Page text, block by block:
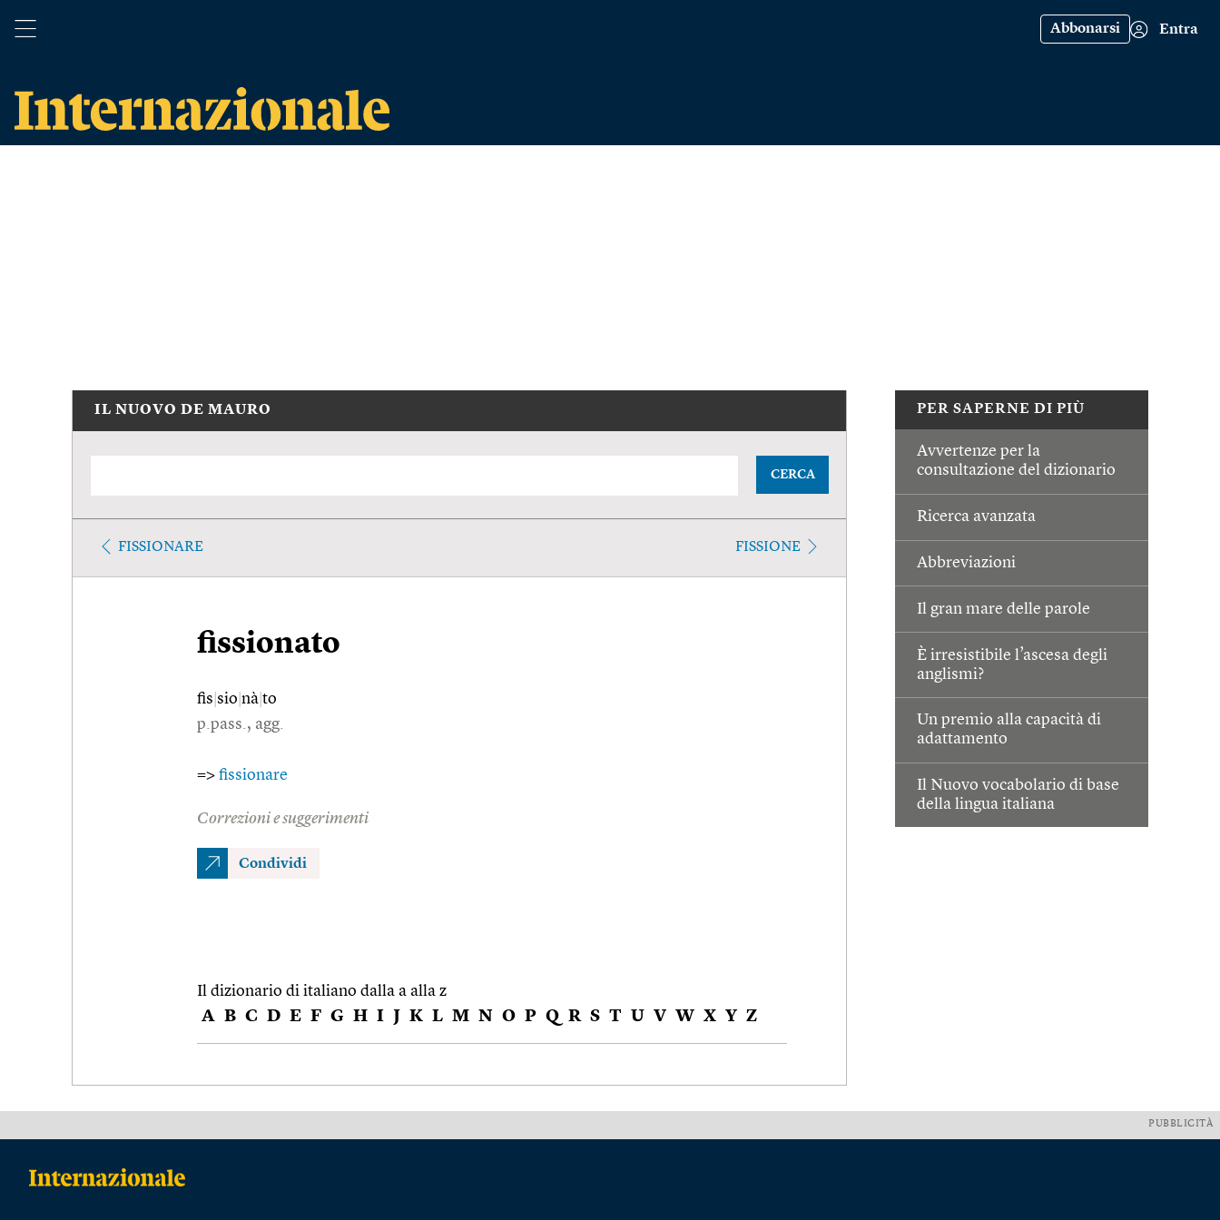
Abbonarsi Entra
PER SAPERNE DI PIÙ
Avvertenze per la
consultazione del dizionario
Ricerca avanzata
Abbreviazioni
Il gran mare delle parole
È irresistibile l’ascesa degli
anglismi?
Un premio alla capacità di
adattamento
Il Nuovo vocabolario di base
della lingua italiana
IL NUOVO DE MAURO
CERCA
FISSIONARE FISSIONE
fissionato
fis sio nà to
p.pass., agg.
=> fissionare
Correzioni e suggerimenti
Condividi
Il dizionario di italiano dalla a alla z
A B C D E F G H I J K L M N O P Q R S T U V W X Y Z
PUBBLICITÀ